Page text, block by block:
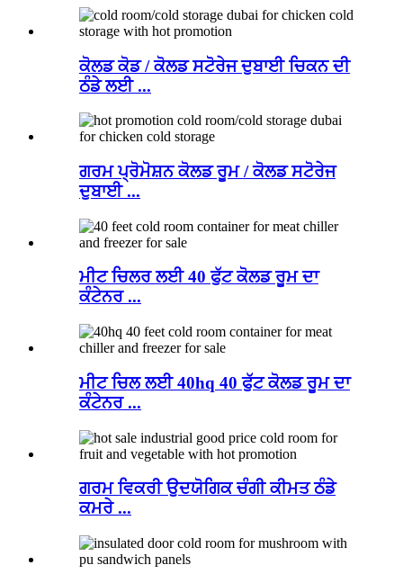
ਕੋਲਡ ਕੋਡ / ਕੋਲਡ ਸਟੋਰੇਜ ਦੁਬਾਈ ਚਿਕਨ ਦੀ
ਠੰਡੇ ਲਈ ...
ਗਰਮ ਪ੍ਰੋਮੋਸ਼ਨ ਕੋਲਡ ਰੂਮ / ਕੋਲਡ ਸਟੋਰੇਜ
ਦੁਬਾਈ ...
ਮੀਟ ਚਿਲਰ ਲਈ 40 ਫੁੱਟ ਕੋਲਡ ਰੂਮ ਦਾ
ਕੰਟੇਨਰ ...
ਮੀਟ ਚਿਲ ਲਈ 40hq 40 ਫੁੱਟ ਕੋਲਡ ਰੂਮ ਦਾ
ਕੰਟੇਨਰ ...
ਗਰਮ ਵਿਕਰੀ ਉਦਯੋਗਿਕ ਚੰਗੀ ਕੀਮਤ ਠੰਡੇ
ਕਮਰੇ ...